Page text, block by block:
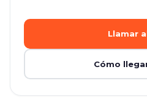
Llamar
Cómo